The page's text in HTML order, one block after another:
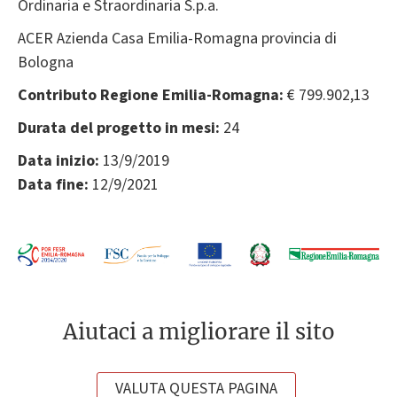
Ordinaria e Straordinaria S.p.a.
ACER Azienda Casa Emilia-Romagna provincia di
Bologna
Contributo Regione Emilia-Romagna: € 799.902,13
Durata del progetto in mesi: 24
Data inizio: 13/9/2019
Data fine: 12/9/2021
Aiutaci a migliorare il sito
VALUTA QUESTA PAGINA